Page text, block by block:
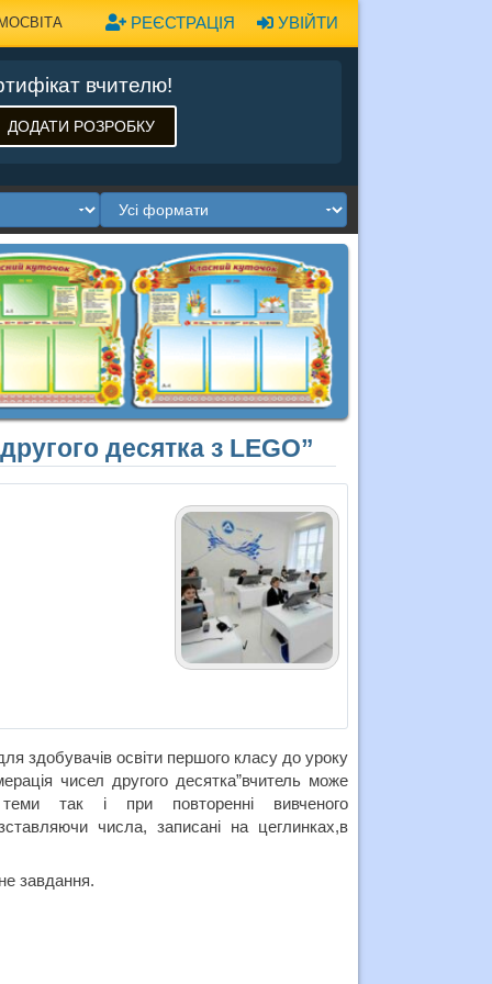
УВІЙТИ
РЕЄСТРАЦІЯ
вчителю!
ДОДАТИ РОЗРОБКУ
десятка з LEGO”
здобувачів освіти першого класу до уроку
чисел другого десятка”вчитель може
так і при повторенні вивченого
числа, записані на цеглинках,в
завдання.